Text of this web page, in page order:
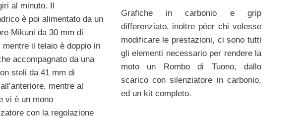
al minuto. Il
è poi alimentato da un
Mikuni da 30 mm di
mentre il telaio è doppio in
accompagnato da una
steli da 41 mm di
mentre al
vi è un mono
con la regolazione
Grafiche in carbonio e grip
differenziato, inoltre pèer chi volesse
modificare le prestazioni, ci sono tutti
gli elementi necessario per rendere la
moto un Rombo di Tuono, dallo
scarico con silenziatore in carbonio,
ed un kit completo.